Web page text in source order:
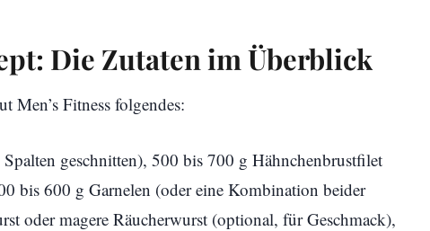
Die Zutaten im Überblick
Men’s Fitness folgendes:
geschnitten), 500 bis 700 g Hähnchenbrustfilet
bis 600 g Garnelen (oder eine Kombination beider
oder magere Räucherwurst (optional, für Geschmack),